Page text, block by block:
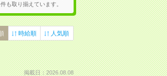
も取り揃えています。
時給順 人気順
掲載日：2026.08.08